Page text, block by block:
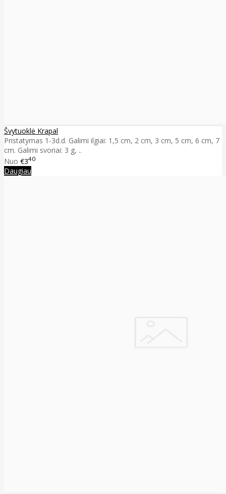
Švytuoklė Krapal
Pristatymas 1-3d.d. Galimi ilgiai: 1,5 cm, 2 cm, 3 cm, 5 cm, 6 cm, 7
cm. Galimi svoriai: 3 g, ..
Nuo €340
Daugiau